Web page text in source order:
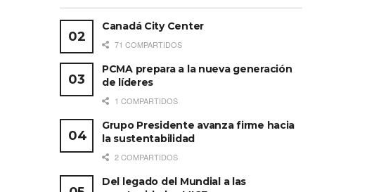
Canadá City Center
71 COMPARTIDOS
PCMA prepara a la nueva generación
de líderes
1 COMPARTIDOS
Grupo Presidente avanza firme hacia
la sustentabilidad
2 COMPARTIDOS
Del legado del Mundial a las